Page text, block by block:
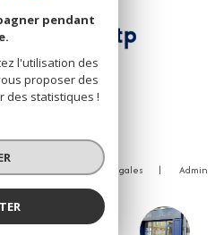
Julaune immobilier
droits réservés
Mentions légales
Admin
pendant
l'utilisation des
proposer des
des statistiques !